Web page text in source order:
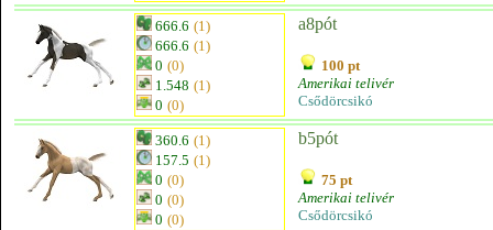
666.6 (1)
666.6 (1)
0 (0)
1.548 (1)
0 (0)
a8pót
100 pt
Amerikai telivér
Csődörcsikó
360.6 (1)
157.5 (1)
0 (0)
0 (0)
0 (0)
b5pót
75 pt
Amerikai telivér
Csődörcsikó